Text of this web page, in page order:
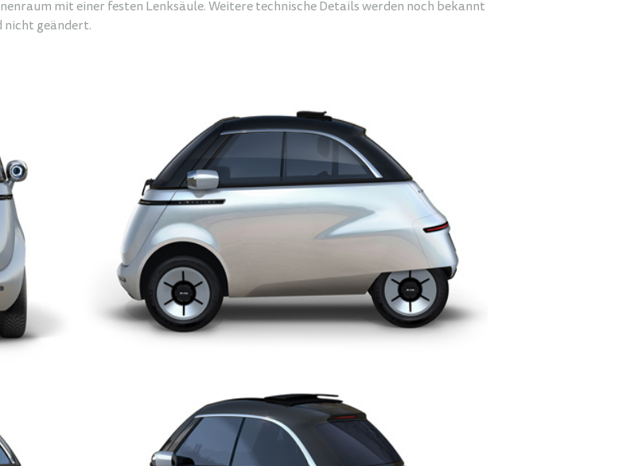
mit einer festen Lenksäule. Weitere technische Details werden noch bekannt
nicht geändert.